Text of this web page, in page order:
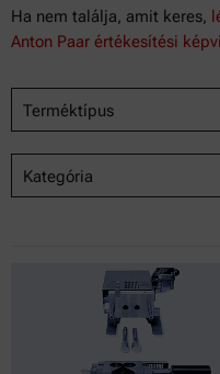
Ha nem találja, amit keres,
Anton Paar értékesítési
Terméktípus
Kategória